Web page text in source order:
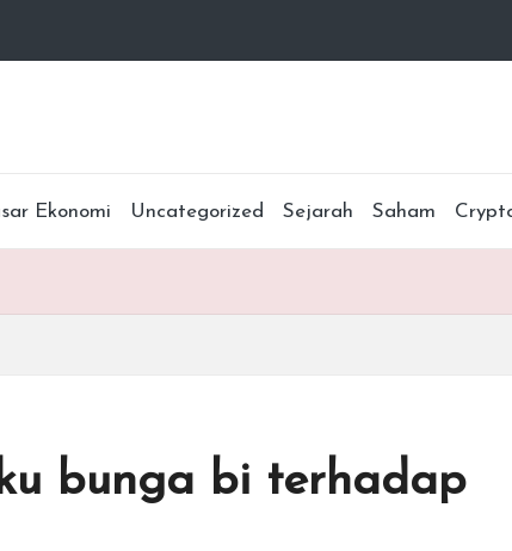
Ekonomi Uncategorized Sejarah Saham
bunga bi terhadap